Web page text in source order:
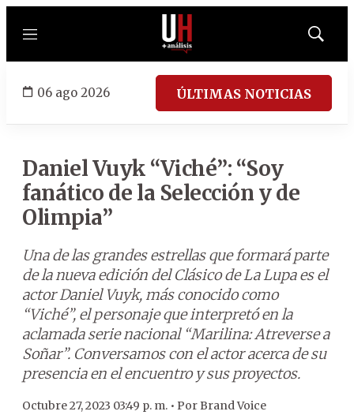
Menú
Mostrar
06 ago 2026 ÚLTIMAS NOTICIAS
Daniel Vuyk “Viché”: “Soy
fanático de la Selección y de
Olimpia”
Una de las grandes estrellas que formará parte
de la nueva edición del Clásico de La Lupa es el
actor Daniel Vuyk, más conocido como
“Viché”, el personaje que interpretó en la
aclamada serie nacional “Marilina: Atreverse a
Soñar”. Conversamos con el actor acerca de su
presencia en el encuentro y sus proyectos.
Octubre 27, 2023 03:49 p. m. • PorBrand Voice